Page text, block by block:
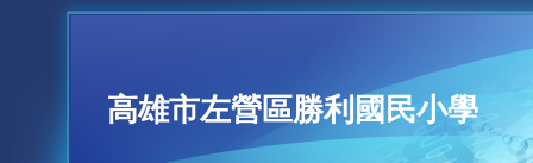
高雄市左營區勝利國民小學